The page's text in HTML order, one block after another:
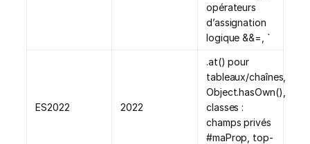
opérateurs
d’assignation
logique &&=, `
ES2022 2022
.at() pour
tableaux/chaînes,
Object.hasOwn(),
classes :
champs privés
#maProp, top-